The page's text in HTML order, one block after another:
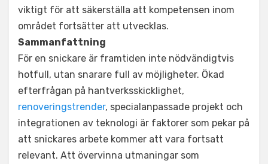
viktigt för att säkerställa att kompetensen inom
området fortsätter att utvecklas.
Sammanfattning
För en snickare är framtiden inte nödvändigtvis
hotfull, utan snarare full av möjligheter. Ökad
efterfrågan på hantverksskicklighet,
renoveringstrender, specialanpassade projekt och
integrationen av teknologi är faktorer som pekar på
att snickares arbete kommer att vara fortsatt
relevant. Att övervinna utmaningar som